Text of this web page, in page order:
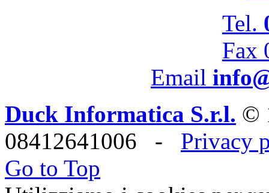
Tel.
Fax
Email
Duck Informatica S.r.l. ©
08412641006 - Privacy
Go to Top